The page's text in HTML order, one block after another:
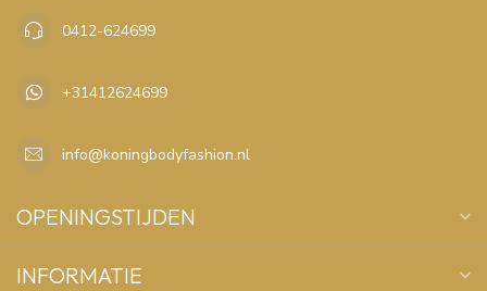
0412-624699
+31412624699
info@koningbodyfashion.nl
OPENINGSTIJDEN
INFORMATIE